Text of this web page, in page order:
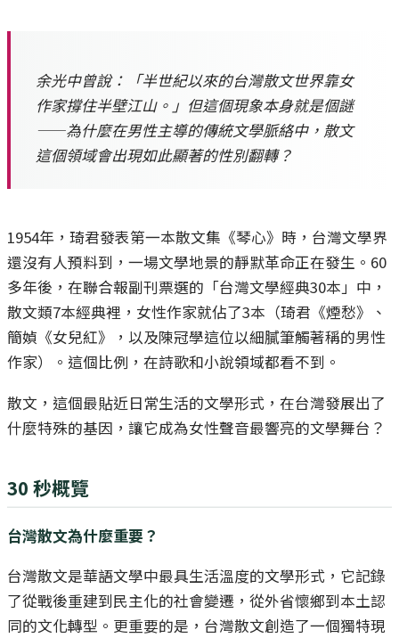
余光中曾說：「半世紀以來的台灣散文世界靠女
作家撐住半壁江山。」但這個現象本身就是個謎
——為什麼在男性主導的傳統文學脈絡中，散文
這個領域會出現如此顯著的性別翻轉？
1954年，琦君發表第一本散文集《琴心》時，台灣文學界
還沒有人預料到，一場文學地景的靜默革命正在發生。60
多年後，在聯合報副刊票選的「台灣文學經典30本」中，
散文類7本經典裡，女性作家就佔了3本（琦君《煙愁》、
簡媜《女兒紅》，以及陳冠學這位以細膩筆觸著稱的男性
作家）。這個比例，在詩歌和小說領域都看不到。
散文，這個最貼近日常生活的文學形式，在台灣發展出了
什麼特殊的基因，讓它成為女性聲音最響亮的文學舞台？
30 秒概覽
台灣散文為什麼重要？
台灣散文是華語文學中最具生活溫度的文學形式，它記錄
了從戰後重建到民主化的社會變遷，從外省懷鄉到本土認
同的文化轉型。更重要的是，台灣散文創造了一個獨特現